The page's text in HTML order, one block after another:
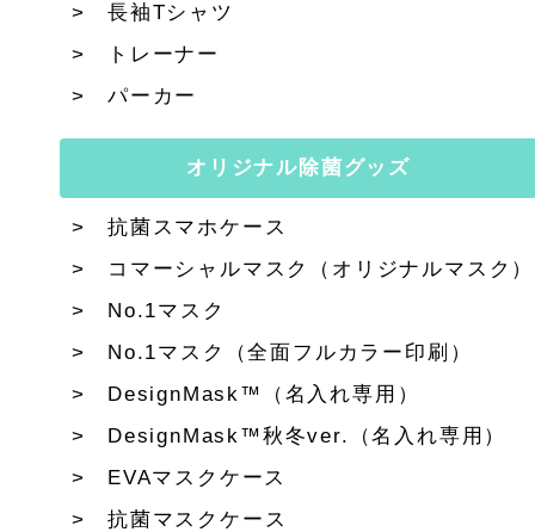
長袖Tシャツ
トレーナー
パーカー
オリジナル除菌グッズ
抗菌スマホケース
コマーシャルマスク（オリジナルマスク）
No.1マスク
No.1マスク（全面フルカラー印刷）
DesignMask™（名入れ専用）
DesignMask™秋冬ver.（名入れ専用）
EVAマスクケース
抗菌マスクケース